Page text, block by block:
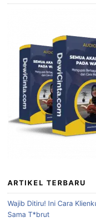
ARTIKEL TERBARU
Wajib Ditiru! Ini Cara
Sama T*brut